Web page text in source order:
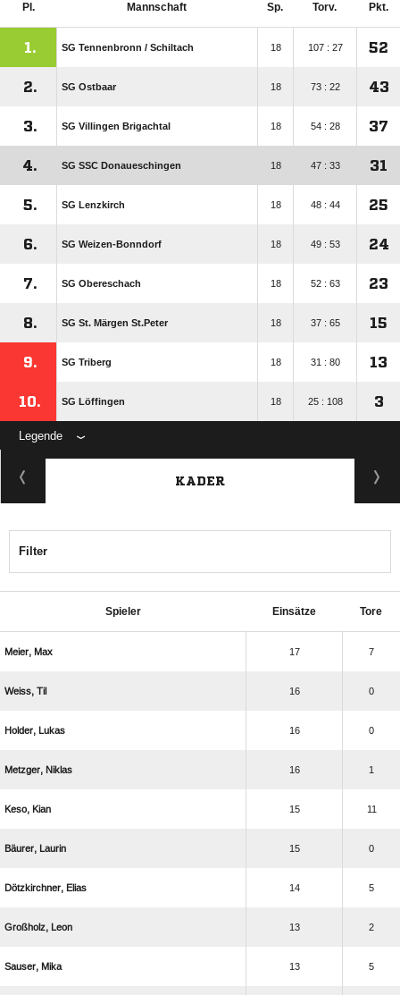
Pl. Mannschaft Sp. Torv. Pkt.
1. SG Tennenbronn /​ Schiltach 18 107 : 27 52
2. SG Ostbaar 18 73 : 22 43
3. SG Villingen Brigachtal 18 54 : 28 37
4. SG SSC Donaueschingen 18 47 : 33 31
5. SG Lenzkirch 18 48 : 44 25
6. SG Weizen-Bonndorf 18 49 : 53 24
7. SG Obereschach 18 52 : 63 23
8. SG St. Märgen St.Peter 18 37 : 65 15
9. SG Triberg 18 31 : 80 13
10. SG Löffingen 18 25 : 108 3
Legende
KADER
Filter
Spieler Einsätze Tore
  17 7
  16 0
  16 0
  16 1
  15 11
  15 0
  14 5
  13 2
  13 5